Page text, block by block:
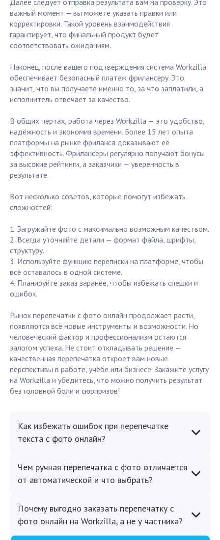
Далее следует отправка результата вам на проверку. Это
важный момент — вы можете указать правки или
корректировки. Такой уровень взаимодействия
гарантирует, что финальный продукт будет
соответствовать ожиданиям.
Наконец, после вашего подтверждения система Workzilla
обеспечивает безопасный платеж фрилансеру. Это
значит, что вы получаете именно то, за что заплатили, а
исполнитель отвечает за качество.
В общих чертах, работа через Workzilla — это удобство,
надёжность и экономия времени. Более 15 лет опыта
платформы на рынке фриланса доказывают её
эффективность. Фрилансеры регулярно получают бонусы
за высокие рейтинги, а заказчики — уверенность в
результате.
Вот несколько советов, которые помогут избежать
сложностей:
1. Загружайте фото с максимально возможным качеством.
2. Всегда уточняйте детали — формат файла, шрифты,
структуру.
3. Используйте функцию переписки на платформе, чтобы
всё оставалось в одной системе.
4. Планируйте заказ заранее, чтобы избежать спешки и
ошибок.
Рынок перепечатки с фото онлайн продолжает расти,
появляются всё новые инструменты и возможности. Но
человеческий фактор и профессионализм остаются
залогом успеха. Не стоит откладывать решение —
качественная перепечатка откроет вам новые
перспективы в работе, учёбе или бизнесе. Закажите услугу
на Workzilla и убедитесь, что можно получить результат
без головной боли и сюрпризов!
Как избежать ошибок при перепечатке
текста с фото онлайн?
Чем ручная перепечатка с фото отличается
от автоматической и что выбрать?
Почему выгодно заказать перепечатку с
фото онлайн на Workzilla, а не у частника?